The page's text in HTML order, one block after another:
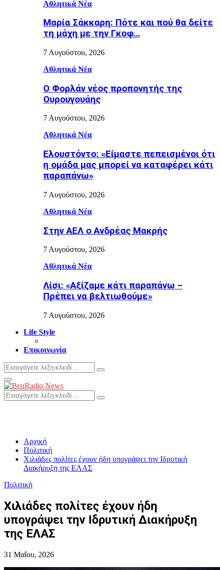
Αθλητικά Νέα
Μαρία Σάκκαρη: Πότε και πού θα δείτε
τη μάχη με την Γκοφ…
7 Αυγούστου, 2026
Αθλητικά Νέα
Ο Φορλάν νέος προπονητής της
Ουρουγουάης
7 Αυγούστου, 2026
Αθλητικά Νέα
Ελουστόντο: «Είμαστε πεπεισμένοι ότι
η ομάδα μας μπορεί να καταφέρει κάτι
παραπάνω»
7 Αυγούστου, 2026
Αθλητικά Νέα
Στην ΑΕΛ ο Ανδρέας Μακρής
7 Αυγούστου, 2026
Αθλητικά Νέα
Λίσι: «Αξίζαμε κάτι παραπάνω –
Πρέπει να βελτιωθούμε»
7 Αυγούστου, 2026
Life Style
Επικοινωνία
Search
for:
Search
Primary
Menu
Search
for:
Search
Αρχική
Πολιτική
Χιλιάδες πολίτες έχουν ήδη υπογράψει την Ιδρυτική
Διακήρυξη της ΕΛΑΣ
Πολιτική
Χιλιάδες πολίτες έχουν ήδη
υπογράψει την Ιδρυτική Διακήρυξη
της ΕΛΑΣ
31 Μαΐου, 2026